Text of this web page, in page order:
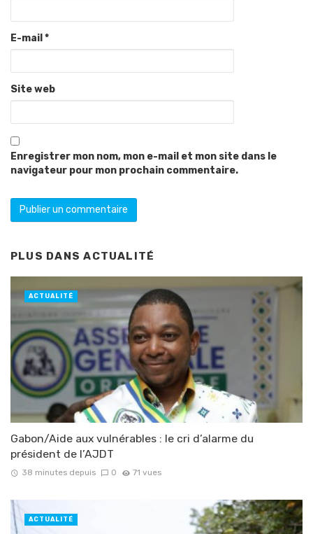
E-mail *
Site web
Enregistrer mon nom, mon e-mail et mon site dans le
navigateur pour mon prochain commentaire.
PLUS DANSACTUALITÉ
Gabon/Aide aux vulnérables : le cri d’alarme du
président de l’AJDT
38 minutes depuis 0 71 vues
ACTUALITÉ
ACTUALITÉ